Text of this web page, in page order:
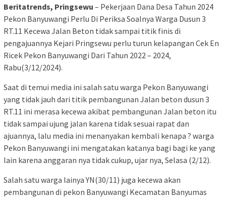
Beritatrends, Pringsewu – Pekerjaan Dana Desa Tahun 2024
Pekon Banyuwangi Perlu Di Periksa Soalnya Warga Dusun 3
RT.11 Kecewa Jalan Beton tidak sampai titik finis di
pengajuannya Kejari Pringsewu perlu turun kelapangan Cek En
Ricek Pekon Banyuwangi Dari Tahun 2022 – 2024,
Rabu(3/12/2024).
Saat di temui media ini salah satu warga Pekon Banyuwangi
yang tidak jauh dari titik pembangunan Jalan beton dusun 3
RT.11 ini merasa kecewa akibat pembangunan Jalan beton itu
tidak sampai ujung jalan karena tidak sesuai rapat dan
ajuannya, lalu media ini menanyakan kembali kenapa ? warga
Pekon Banyuwangi ini mengatakan katanya bagi bagi ke yang
lain karena anggaran nya tidak cukup, ujar nya, Selasa (2/12).
Salah satu warga lainya YN(30/11) juga kecewa akan
pembangunan di pekon Banyuwangi Kecamatan Banyumas